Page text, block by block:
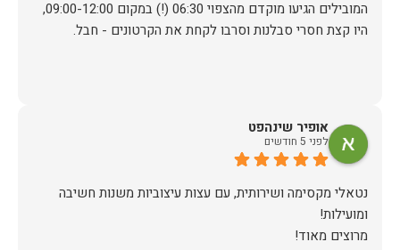
המובילים הגיעו מוקדם מהצפוי 06:30 (!) במקום 09:00-12:00,
היו קצת חסרי סבלנות וסרבו לקחת את הקרטונים - חבל.
אופיר שינהפט
לפני 5 חודשים
נטאלי מקסימה ושירותית, עם עצות עיצוביות משנות חשיבה
מרוצים מאוד!